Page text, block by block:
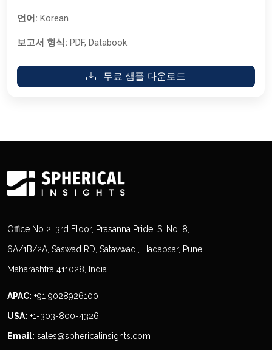
언어: Korean
보고서 형식: PDF, Databook
무료 샘플 다운로드
Office No 2, 3rd Floor, Prasanna Pride, S. No. 8,
6A/1B/2A, Saswad RD, Satavwadi, Hadapsar, Pune,
Maharashtra 411028, India
APAC: +91 9028926100
USA: +1-303-800-4326
Email: sales@sphericalinsights.com